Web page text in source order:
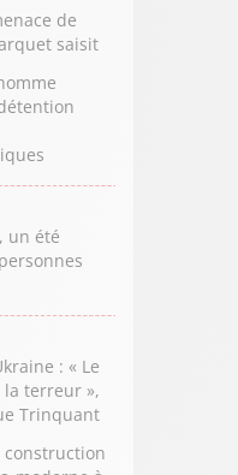
de
saisit
un été
: « Le
terreur »,
Trinquant